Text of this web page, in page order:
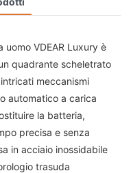
VDEAR Luxury è
quadrante scheletrato
meccanismi
automatico a carica
la batteria,
precisa e senza
in acciaio inossidabile
trasuda